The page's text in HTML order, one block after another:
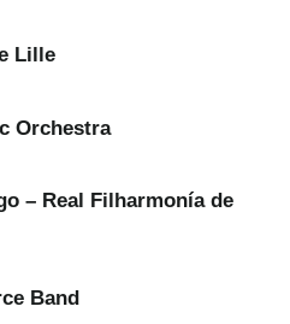
Lille
Orchestra
– Real Filharmonía de
Band